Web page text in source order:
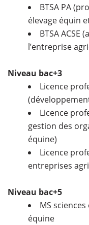
BTSA PA
élevage équin
BTSA
l’entreprise
Niveau bac+3
Licence
Licence
gestion des
équine)
Licence
entreprises
Niveau bac+5
MS
équine